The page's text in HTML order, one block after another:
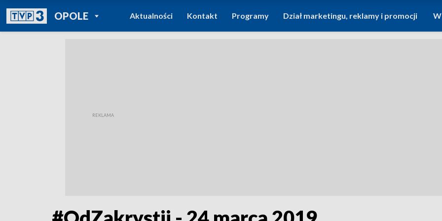
OPOLEPOWRÓT DO
TVP REGIONY
Aktualności Kontakt Programy Dział marketingu, reklamy i promocji